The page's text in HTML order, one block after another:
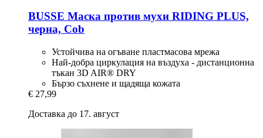
BUSSE Маска против мухи RIDING PLUS,
черна, Cob
Устойчива на огъване пластмасова мрежа
Най-добра циркулация на въздуха - дистанционна
тъкан 3D AIR® DRY
Бързо съхнене и щадяща кожата
€ 27,99
Доставка до 17. август